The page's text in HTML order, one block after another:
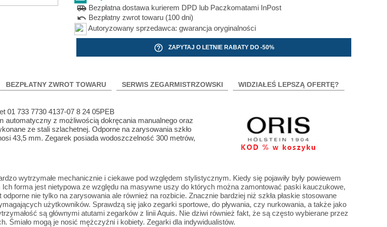
airport_shuttle Bezpłatna dostawa kurierem DPD lub Paczkomatami InPost
undo Bezpłatny zwrot towaru (100 dni)
Autoryzowany sprzedawca: gwarancja oryginalności
help_outline ZAPYTAJ O LETNIE RABATY DO -50%
BEZPŁATNY ZWROT TOWARU SERWIS ZEGARMISTRZOWSKI WIDZIAŁEŚ LEPSZĄ OFERTĘ?
01 733 7730 4137-07 8 24 05PEB
automatyczny z możliwością dokręcania manualnego oraz
ze stali szlachetnej. Odporne na zarysowania szkło
43,5 mm. Zegarek posiada wodoszczelność 300 metrów,
wytrzymałe mechanicznie i ciekawe pod względem stylistycznym. Kiedy się pojawiły były powiewem
forma jest nietypowa ze względu na masywne uszy do których można zamontować paski kauczukowe,
nie tylko na zarysowania ale również na rozbicie. Znacznie bardziej niż szkła płaskie stosowane
użytkowników. Sprawdzą się jako zegarki sportowe, do pływania, czy nurkowania, a także jako
są głównymi atutami zegarków z linii Aquis. Nie dziwi również fakt, że są często wybierane przez
Śmiało mogą je nosić mężczyźni i kobiety. Zegarki dla indywidualistów.